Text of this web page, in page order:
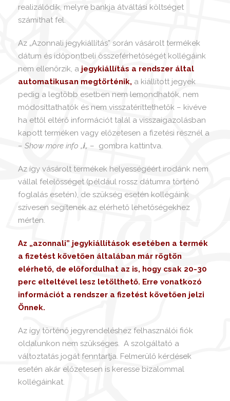
realizálódik, melyre bankja átváltási költséget
számíthat fel.
Az „Azonnali jegykiállítás” során vásárolt termékek
dátum és időpontbeli összeférhetőségét kollégáink
nem ellenőrzik, a jegykiállítás a rendszer által
automatikusan megtörténik, a kiállított jegyek
pedig a legtöbb esetben nem lemondhatók, nem
módosíttathatók és nem visszatéríttethetők – kivéve
ha ettől eltérő információt talál a visszaigazolásban
kapott terméken vagy előzetesen a fizetési résznél a
– Show more info „i„ – gombra kattintva.
Az így vásárolt termékek helyességéért irodánk nem
vállal felelősséget (például rossz dátumra történő
foglalás esetén), de szükség esetén kollégáink
szívesen segítenek az elérhető lehetőségekhez
mérten.
Az „azonnali” jegykiállítások esetében a termék
a fizetést követően általában már rögtön
elérhető, de előfordulhat az is, hogy csak 20-30
perc elteltével lesz letölthető. Erre vonatkozó
információt a rendszer a fizetést követően jelzi
Önnek.
Az így történő jegyrendeléshez felhasználói fiók
oldalunkon nem szükséges. A szolgáltató a
változtatás jogát fenntartja. Felmerülő kérdések
esetén akár előzetesen is keresse bizalommal
kollégáinkat.